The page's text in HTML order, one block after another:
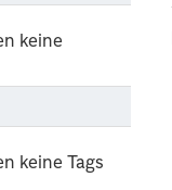
keine
keine Tags